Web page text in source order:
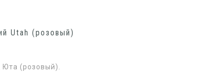
Utah (розовый)
(розовый).